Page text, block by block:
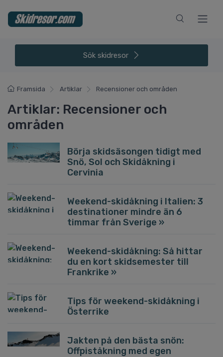
Sök skidresor
Framsida Artiklar Recensioner och områden
Artiklar: Recensioner och
områden
Börja skidsäsongen tidigt med
Snö, Sol och Skidåkning i
Cervinia
Weekend-skidåkning i Italien: 3
destinationer mindre än 6
timmar från Sverige »
Weekend-skidåkning: Så hittar
du en kort skidsemester till
Frankrike »
Tips för weekend-skidåkning i
Österrike
Jakten på den bästa snön:
Offpiståkning med egen